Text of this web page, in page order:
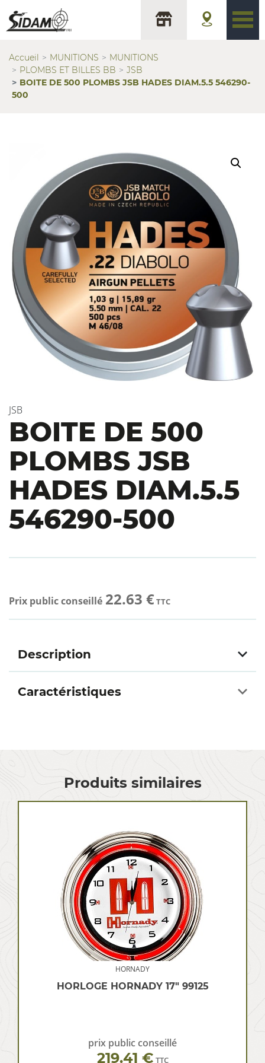
Accueil MUNITIONS
MUNITIONS
PLOMBS ET BILLES BB
JSB
BOITE DE 500 PLOMBS JSB HADES DIAM.5.5 546290-
500
JSB
BOITE DE 500
PLOMBS JSB
HADES DIAM.5.5
546290-500
Prix public conseillé 22.63 €TTC
Description
Caractéristiques
Produits similaires
HORNADY
HORLOGE HORNADY 17″ 99125
prix public conseillé
219.41 € TTC